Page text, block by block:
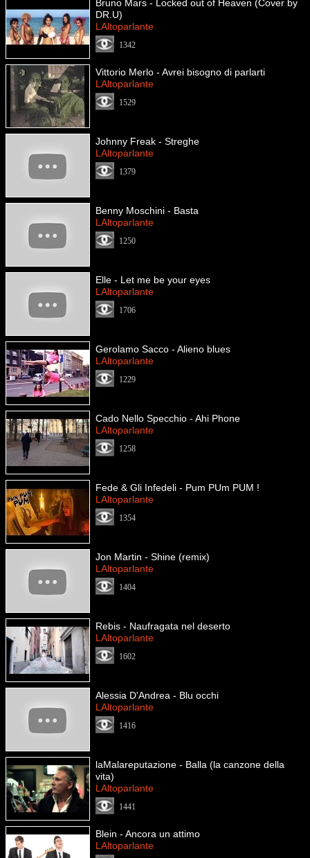
Bruno Mars - Locked out of Heaven (Cover by
DR.U)
LAltoparlante
1342
Vittorio Merlo - Avrei bisogno di parlarti
LAltoparlante
1529
Johnny Freak - Streghe
LAltoparlante
1379
Benny Moschini - Basta
LAltoparlante
1250
Elle - Let me be your eyes
LAltoparlante
1706
Gerolamo Sacco - Alieno blues
LAltoparlante
1229
Cado Nello Specchio - Ahi Phone
LAltoparlante
1258
Fede & Gli Infedeli - Pum PUm PUM !
LAltoparlante
1354
Jon Martin - Shine (remix)
LAltoparlante
1404
Rebis - Naufragata nel deserto
LAltoparlante
1602
Alessia D'Andrea - Blu occhi
LAltoparlante
1416
laMalareputazione - Balla (la canzone della
vita)
LAltoparlante
1441
Blein - Ancora un attimo
LAltoparlante